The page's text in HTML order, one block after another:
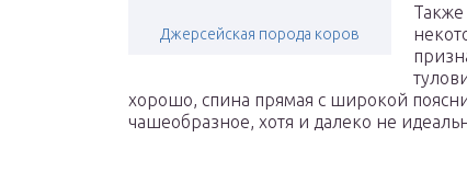
Джерсейская порода коров
Также
хорошо, спина прямая с широкой
чашеобразное, хотя и далеко не